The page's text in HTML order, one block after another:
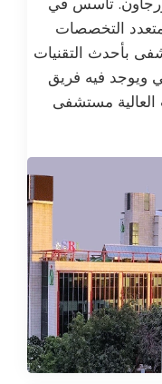
متعدد التخصصات
بأحدث التقنيات
ويوجد فيه فريق
العالية مستشفى